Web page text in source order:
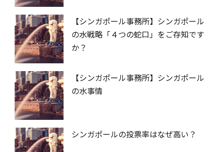
【シンガポール事務所】シンガポール
の水戦略「４つの蛇口」をご存知です
か？
【シンガポール事務所】シンガポール
の水事情
シンガポールの投票率はなぜ高い？